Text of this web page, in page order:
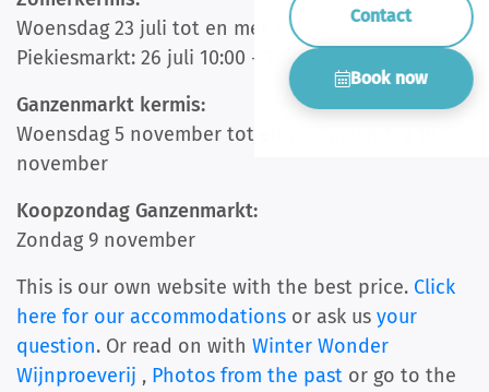
Contact
Book now
Woensdag 23 juli tot en met zondag 27 juli
Piekiesmarkt: 26 juli 10:00 - 17:00 uur
Ganzenmarkt kermis:
Woensdag 5 november tot en met maandag 10
november
Koopzondag Ganzenmarkt:
Zondag 9 november
This is our own website with the best price. Click
here for our accommodations or ask us your
question. Or read on with Winter Wonder
Wijnproeverij , Photos from the past or go to the